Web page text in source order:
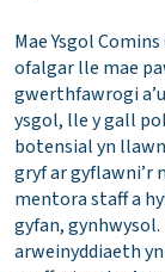
Mae Ysgol
ofalgar lle mae
gwerthfawrogi
ysgol, lle y gall
botensial yn
gryf ar gyflawni’r
mentora staff a
gyfan,
arweinyddiaeth